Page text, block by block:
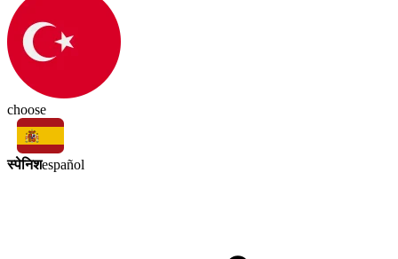
choose
स्पेनिशespañol